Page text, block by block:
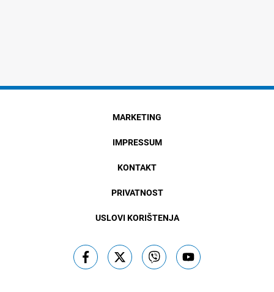
MARKETING
IMPRESSUM
KONTAKT
PRIVATNOST
USLOVI KORIŠTENJA